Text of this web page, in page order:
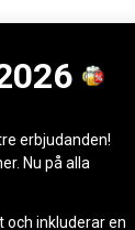
erbjudanden!
Nu på alla
och inkluderar en